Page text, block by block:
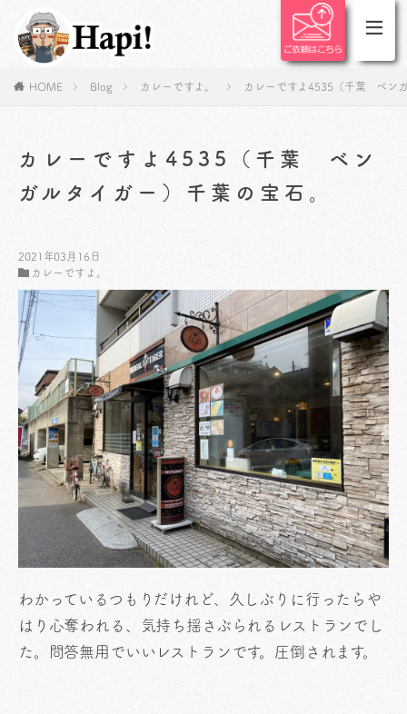
HOME Blog カレーですよ。 カレーですよ4535（千葉 ベン
カレーですよ4535（千葉 ベン
ガルタイガー）千葉の宝石。
2021年03月16日
カレーですよ。
わかっているつもりだけれど、久しぶりに行ったらや
はり心奪われる、気持ち揺さぶられるレストランでし
た。問答無用でいいレストランです。圧倒されます。